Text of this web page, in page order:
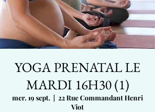
YOGA PRENATAL LE
MARDI 16H30 (1)
mer. 19 sept.
  |
22 Rue Commandant Henri
Viot